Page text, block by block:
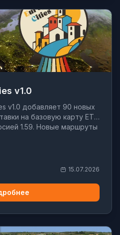
v1.0
v1.0 добавляет 90 новых
на базовую карту ETS
1.59. Новые маршруты
15.07.2026